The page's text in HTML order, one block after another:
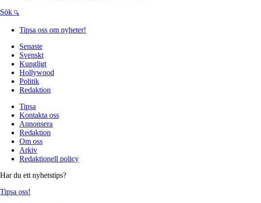
Sök
Tipsa oss om nyheter!
Senaste
Svenskt
Kungligt
Hollywood
Politik
Redaktion
Tipsa
Kontakta oss
Annonsera
Redaktion
Om oss
Arkiv
Redaktionell policy
Har du ett nyhetstips?
Tipsa oss!